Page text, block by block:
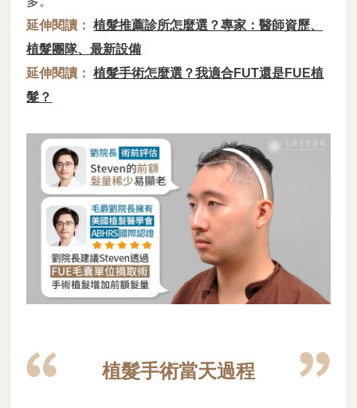
延伸閱讀：
植髮推薦診所怎麼選？專家：醫師資歷、
植髮團隊、最新設備
延伸閱讀：
植髮手術怎麼選？我適合FUT還是FUE植
髮？
植髮手術當天過程